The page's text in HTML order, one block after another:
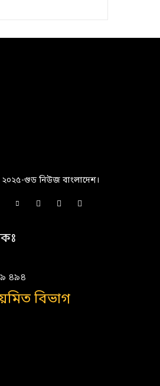
গুড নিউজ বাংলাদেশ।
৪৯৪
বিভাগ